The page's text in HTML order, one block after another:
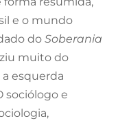
e o mundo
do Soberania
muito do
esquerda
sociólogo e